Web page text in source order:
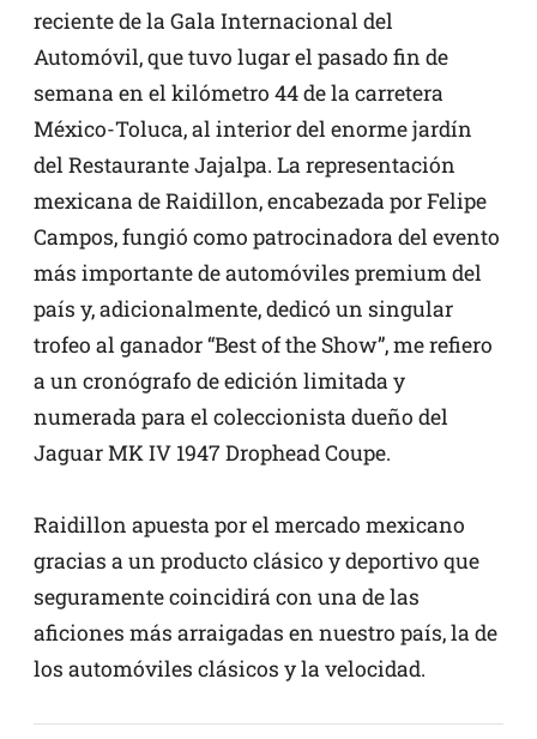
reciente de la Gala Internacional del
Automóvil, que tuvo lugar el pasado fin de
semana en el kilómetro 44 de la carretera
México-Toluca, al interior del enorme jardín
del Restaurante Jajalpa. La representación
mexicana de Raidillon, encabezada por Felipe
Campos, fungió como patrocinadora del evento
más importante de automóviles premium del
país y, adicionalmente, dedicó un singular
trofeo al ganador “Best of the Show”, me refiero
a un cronógrafo de edición limitada y
numerada para el coleccionista dueño del
Jaguar MK IV 1947 Drophead Coupe.
Raidillon apuesta por el mercado mexicano
gracias a un producto clásico y deportivo que
seguramente coincidirá con una de las
aficiones más arraigadas en nuestro país, la de
los automóviles clásicos y la velocidad.